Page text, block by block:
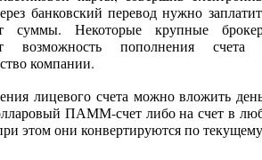
банковский перевод нужно
суммы. Некоторые крупные
возможность пополнения
компании.
лицевого счета можно вложить
ПАММ-счет либо на счет в
этом они конвертируются по